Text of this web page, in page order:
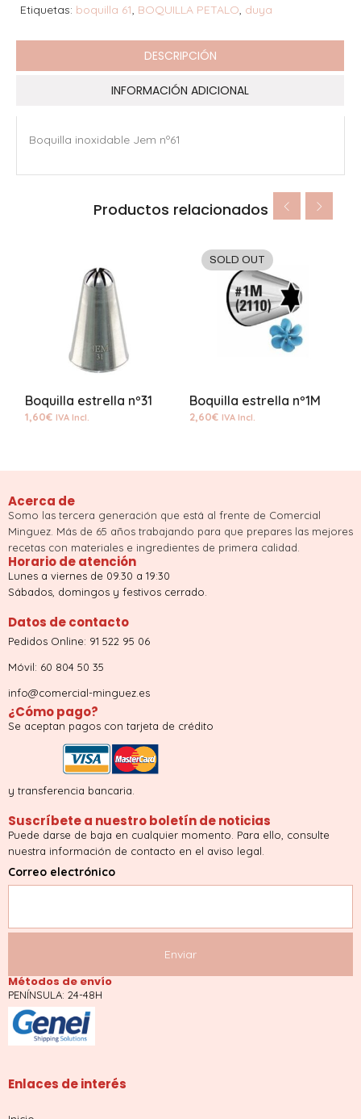
Etiquetas: boquilla 61, BOQUILLA PETALO, duya
DESCRIPCIÓN
INFORMACIÓN ADICIONAL
Boquilla inoxidable Jem nº61
Productos relacionados
Boquilla estrella nº31
1,60€ IVA Incl.
SOLD OUT
Boquilla estrella nº1M
2,60€ IVA Incl.
Acerca de
Somo las tercera generación que está al frente de Comercial
Minguez. Más de 65 años trabajando para que prepares las mejores
recetas con materiales e ingredientes de primera calidad.
Horario de atención
Lunes a viernes de 09.30 a 19:30
Sábados, domingos y festivos cerrado.
Datos de contacto
Pedidos Online: 91 522 95 06
Móvil: 60 804 50 35
info@comercial-minguez.es
¿Cómo pago?
Se aceptan pagos con tarjeta de crédito
y transferencia bancaria.
Suscríbete a nuestro boletín de noticias
Puede darse de baja en cualquier momento. Para ello, consulte
nuestra información de contacto en el aviso legal.
Correo electrónico
Métodos de envío
PENÍNSULA: 24-48H
Enlaces de interés